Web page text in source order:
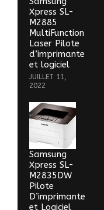
Xpress SL-
M2885
MultiFunction
Laser Pilote
d’imprimante
et logiciel
JUILLET 11,
2022
Samsung
Xpress SL-
M2835DW
Pilote
D’imprimante
et Logiciel